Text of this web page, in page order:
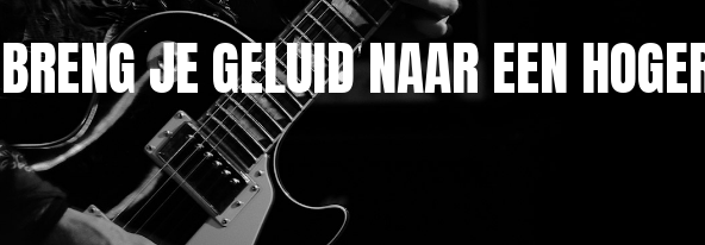
BRENG JE GELUID NAAR EEN